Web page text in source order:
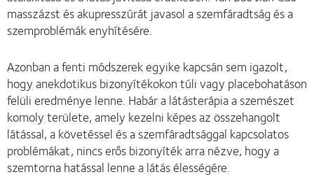
masszázst és akupresszúrát javasol a szemfáradtság és a
szemproblémák enyhítésére.
Azonban a fenti módszerek egyike kapcsán sem igazolt,
hogy anekdotikus bizonyítékokon túli vagy placebohatáson
felüli eredménye lenne. Habár a látásterápia a szemészet
komoly területe, amely kezelni képes az összehangolt
látással, a követéssel és a szemfáradtsággal kapcsolatos
problémákat, nincs erős bizonyíték arra nézve, hogy a
szemtorna hatással lenne a látás élességére.